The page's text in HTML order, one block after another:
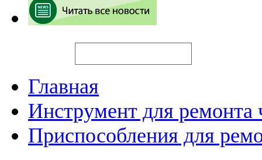
Главная
Инструмент для ремонта
Приспособления для